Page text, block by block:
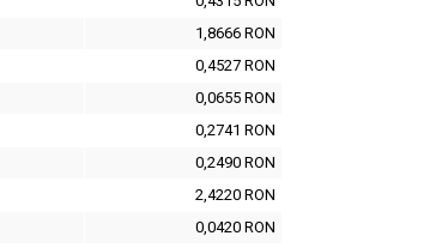
1,8666 RON
0,4527 RON
0,0655 RON
0,2741 RON
0,2490 RON
2,4220 RON
0,0420 RON